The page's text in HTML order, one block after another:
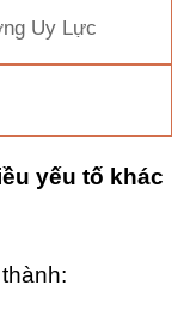
Uy Lực
yếu tố khác